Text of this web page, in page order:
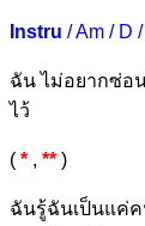
Instru / Am / D
ฉันไม่อยากซ่อ
ไว้
( * , ** )
ฉันรู้ฉันเป็นแค่ค